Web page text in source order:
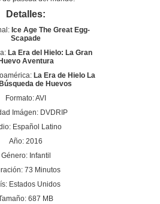
Detalles:
Ice Age The Great Egg-
Scapade
La Era del Hielo: La Gran
Huevo Aventura
La Era de Hielo La
de Huevos
Formato: AVI
Imágen: DVDRIP
Español Latino
Año: 2016
Género: Infantil
73 Minutos
Estados Unidos
687 MB